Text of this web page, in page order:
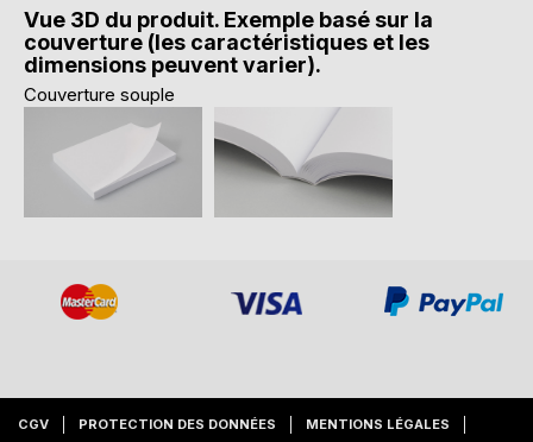
Vue 3D du produit. Exemple basé sur la
couverture (les caractéristiques et les
dimensions peuvent varier).
Couverture souple
CGV PROTECTION DES DONNÉES MENTIONS LÉGALES